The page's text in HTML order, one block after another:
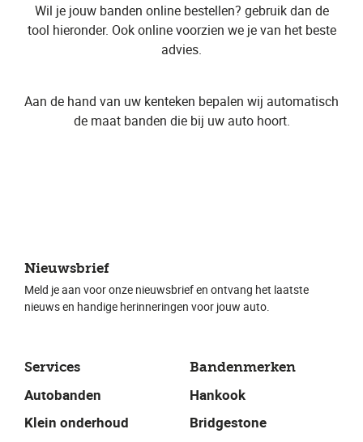
Wil je jouw banden online bestellen? gebruik dan de
tool hieronder. Ook online voorzien we je van het beste
advies.
Aan de hand van uw kenteken bepalen wij automatisch
de maat banden die bij uw auto hoort.
Services
Autobanden
Klein onderhoud
Bandenmerken
Hankook
Bridgestone
Nieuwsbrief
Meld je aan voor onze nieuwsbrief en ontvang het laatste
nieuws en handige herinneringen voor jouw auto.